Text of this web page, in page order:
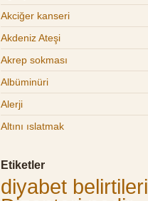
Akciğer kanseri
Akdeniz Ateşi
Akrep sokması
Albüminüri
Alerji
Altını ıslatmak
Etiketler
diyabet belirtileri